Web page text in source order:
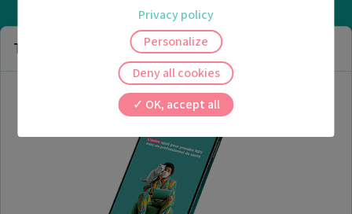
Visitez notre centre de support ou contactez-nous !
Aide & Contact
Trouver un maison de santé
pluriprofessionnelle (msp)
A propos de nous
Télécharger l'application
OK, accept all
Deny all cookies
Personalize
Privacy policy